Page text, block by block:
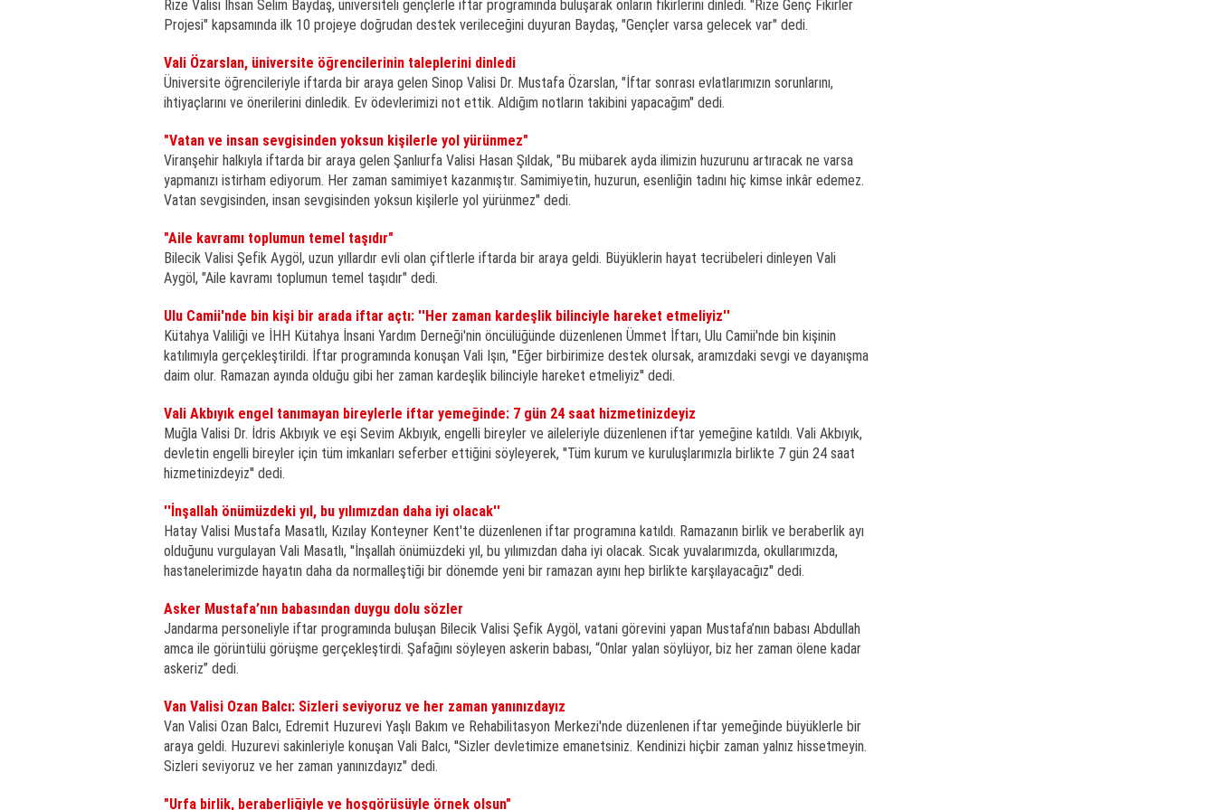
Rize Valisi İhsan Selim Baydaş, üniversiteli gençlerle iftar programında buluşarak onların fikirlerini dinledi. "Rize Genç Fikirler
Projesi" kapsamında ilk 10 projeye doğrudan destek verileceğini duyuran Baydaş, "Gençler varsa gelecek var" dedi.
Vali Özarslan, üniversite öğrencilerinin taleplerini dinledi
Üniversite öğrencileriyle iftarda bir araya gelen Sinop Valisi Dr. Mustafa Özarslan, "İftar sonrası evlatlarımızın sorunlarını,
ihtiyaçlarını ve önerilerini dinledik. Ev ödevlerimizi not ettik. Aldığım notların takibini yapacağım" dedi.
"Vatan ve insan sevgisinden yoksun kişilerle yol yürünmez"
Viranşehir halkıyla iftarda bir araya gelen Şanlıurfa Valisi Hasan Şıldak, "Bu mübarek ayda ilimizin huzurunu artıracak ne varsa
yapmanızı istirham ediyorum. Her zaman samimiyet kazanmıştır. Samimiyetin, huzurun, esenliğin tadını hiç kimse inkâr edemez.
Vatan sevgisinden, insan sevgisinden yoksun kişilerle yol yürünmez" dedi.
"Aile kavramı toplumun temel taşıdır"
Bilecik Valisi Şefik Aygöl, uzun yıllardır evli olan çiftlerle iftarda bir araya geldi. Büyüklerin hayat tecrübeleri dinleyen Vali
Aygöl, "Aile kavramı toplumun temel taşıdır" dedi.
Ulu Camii'nde bin kişi bir arada iftar açtı: ''Her zaman kardeşlik bilinciyle hareket etmeliyiz''
Kütahya Valiliği ve İHH Kütahya İnsani Yardım Derneği'nin öncülüğünde düzenlenen Ümmet İftarı, Ulu Camii'nde bin kişinin
katılımıyla gerçekleştirildi. İftar programında konuşan Vali Işın, ''Eğer birbirimize destek olursak, aramızdaki sevgi ve dayanışma
daim olur. Ramazan ayında olduğu gibi her zaman kardeşlik bilinciyle hareket etmeliyiz'' dedi.
Vali Akbıyık engel tanımayan bireylerle iftar yemeğinde: 7 gün 24 saat hizmetinizdeyiz
Muğla Valisi Dr. İdris Akbıyık ve eşi Sevim Akbıyık, engelli bireyler ve aileleriyle düzenlenen iftar yemeğine katıldı. Vali Akbıyık,
devletin engelli bireyler için tüm imkanları seferber ettiğini söyleyerek, ''Tüm kurum ve kuruluşlarımızla birlikte 7 gün 24 saat
hizmetinizdeyiz'' dedi.
''İnşallah önümüzdeki yıl, bu yılımızdan daha iyi olacak''
Hatay Valisi Mustafa Masatlı, Kızılay Konteyner Kent'te düzenlenen iftar programına katıldı. Ramazanın birlik ve beraberlik ayı
olduğunu vurgulayan Vali Masatlı, ''İnşallah önümüzdeki yıl, bu yılımızdan daha iyi olacak. Sıcak yuvalarımızda, okullarımızda,
hastanelerimizde hayatın daha da normalleştiği bir dönemde yeni bir ramazan ayını hep birlikte karşılayacağız'' dedi.
Asker Mustafa’nın babasından duygu dolu sözler
Jandarma personeliyle iftar programında buluşan Bilecik Valisi Şefik Aygöl, vatani görevini yapan Mustafa’nın babası Abdullah
amca ile görüntülü görüşme gerçekleştirdi. Şafağını söyleyen askerin babası, “Onlar yalan söylüyor, biz her zaman ölene kadar
askeriz” dedi.
Van Valisi Ozan Balcı: Sizleri seviyoruz ve her zaman yanınızdayız
Van Valisi Ozan Balcı, Edremit Huzurevi Yaşlı Bakım ve Rehabilitasyon Merkezi'nde düzenlenen iftar yemeğinde büyüklerle bir
araya geldi. Huzurevi sakinleriyle konuşan Vali Balcı, ''Sizler devletimize emanetsiniz. Kendinizi hiçbir zaman yalnız hissetmeyin.
Sizleri seviyoruz ve her zaman yanınızdayız" dedi.
"Urfa birlik, beraberliğiyle ve hoşgörüsüyle örnek olsun"